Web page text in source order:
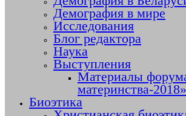
Демография в мире
Исследования
Блог редактора
Наука
Выступления
Материалы
материнства-2018»
Биоэтика